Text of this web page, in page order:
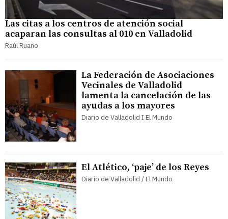
Las citas a los centros de atención social
acaparan las consultas al 010 en Valladolid
Raúl Ruano
La Federación de Asociaciones
Vecinales de Valladolid
lamenta la cancelación de las
ayudas a los mayores
Diario de Valladolid I El Mundo
El Atlético, ‘paje’ de los Reyes
Diario de Valladolid / El Mundo